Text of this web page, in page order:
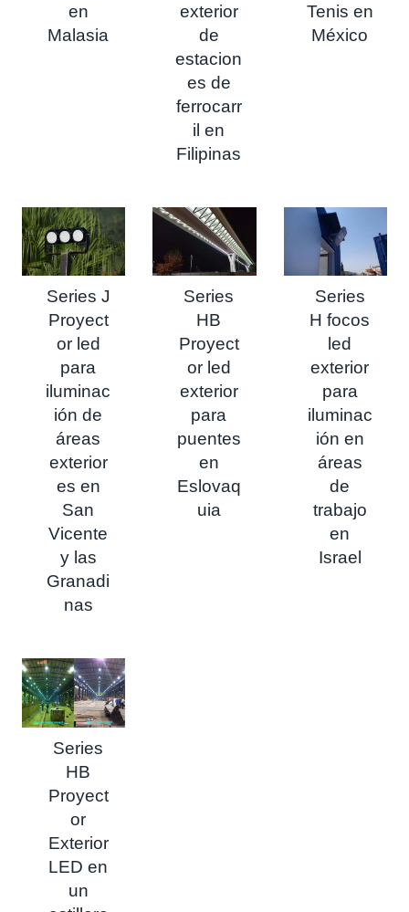
en
Malasia
exterior
de
estacion
es de
ferrocarr
il en
Filipinas
Tenis en
México
Series J
Proyect
or led
para
iluminac
ión de
áreas
exterior
es en
San
Vicente
y las
Granadi
nas
Series
HB
Proyect
or led
exterior
para
puentes
en
Eslovaq
uia
Series
H focos
led
exterior
para
iluminac
ión en
áreas
de
trabajo
en
Israel
Series
HB
Proyect
or
Exterior
LED en
un